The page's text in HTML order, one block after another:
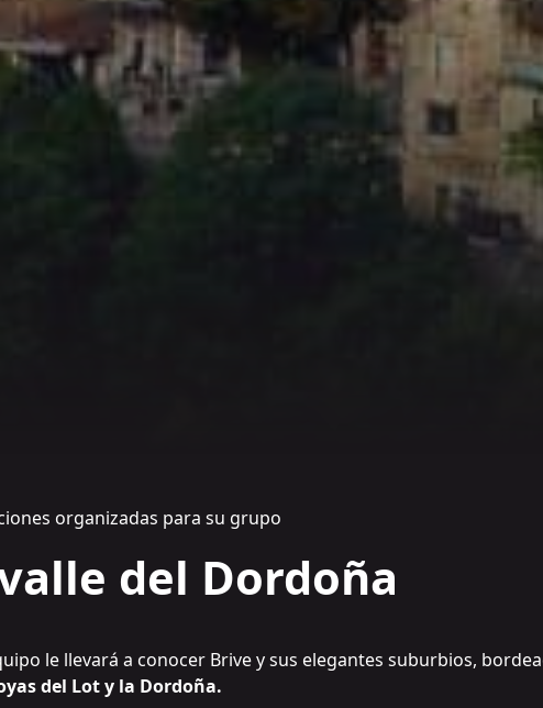
organizadas para su grupo
del Dordoña
le llevará a conocer Brive y sus elegantes suburbios,
del Lot y la Dordoña.